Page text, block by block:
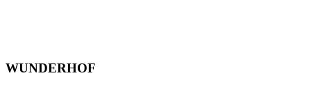
WUNDERHOF